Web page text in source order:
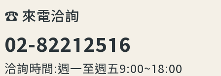
☎︎ 來電洽詢
02-82212516
洽詢時間:週一至週五9:00~18:00